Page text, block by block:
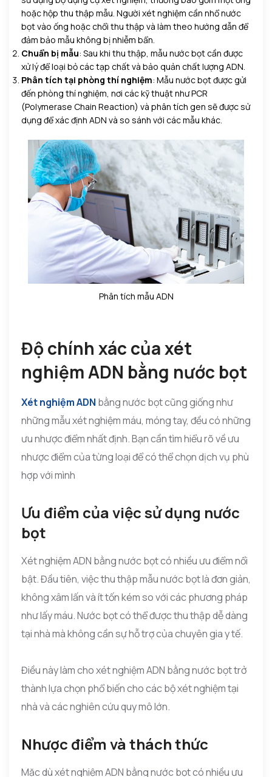
hoặc hộp thu thập mẫu. Người xét nghiệm cần nhổ nước
bọt vào ống hoặc chổi thu thập và làm theo hướng dẫn để
đảm bảo mẫu không bị nhiễm bẩn.
Chuẩn bị mẫu: Sau khi thu thập, mẫu nước bọt cần được
xử lý để loại bỏ các tạp chất và bảo quản chất lượng ADN.
Phân tích tại phòng thí nghiệm: Mẫu nước bọt được gửi
đến phòng thí nghiệm, nơi các kỹ thuật như PCR
(Polymerase Chain Reaction) và phân tích gen sẽ được sử
dụng để xác định ADN và so sánh với các mẫu khác.
Phân tích mẫu ADN
Độ chính xác của xét
nghiệm ADN bằng nước bọt
Xét nghiệm ADN bằng nước bọt cũng giống như
những mẫu xét nghiệm máu, móng tay, đều có những
ưu nhược điểm nhất định. Bạn cần tìm hiểu rõ về ưu
nhược điểm của từng loại để có thể chọn dịch vụ phù
hợp với mình
Ưu điểm của việc sử dụng nước
bọt
Xét nghiệm ADN bằng nước bọt có nhiều ưu điểm nổi
bật. Đầu tiên, việc thu thập mẫu nước bọt là đơn giản,
không xâm lấn và ít tốn kém so với các phương pháp
như lấy máu. Nước bọt có thể được thu thập dễ dàng
tại nhà mà không cần sự hỗ trợ của chuyên gia y tế.
Điều này làm cho xét nghiệm ADN bằng nước bọt trở
thành lựa chọn phổ biến cho các bộ xét nghiệm tại
nhà và các nghiên cứu quy mô lớn.
Nhược điểm và thách thức
Mặc dù xét nghiệm ADN bằng nước bọt có nhiều ưu